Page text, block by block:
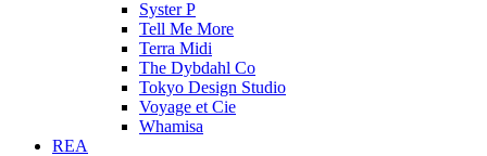
Syster P
Tell Me More
Terra Midi
The Dybdahl Co
Tokyo Design Studio
Voyage et Cie
Whamisa
REA